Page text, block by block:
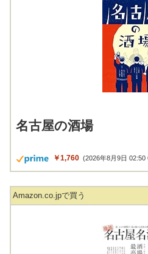
名古屋の酒場
￥1,760 (2026年8月9日
Amazon.co.jpで買う